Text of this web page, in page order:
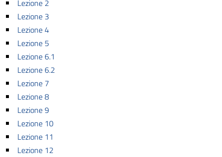
Lezione 2
Lezione 3
Lezione 4
Lezione 5
Lezione 6.1
Lezione 6.2
Lezione 7
Lezione 8
Lezione 9
Lezione 10
Lezione 11
Lezione 12